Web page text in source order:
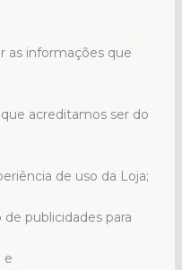
as informações que
acreditamos ser do
de uso da Loja;
de publicidades para
e